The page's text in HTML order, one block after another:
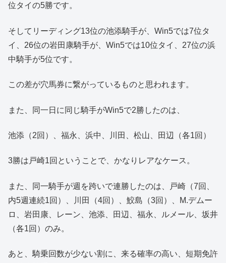
位タイの5勝です。
そしてリーディング13位の池添騎手が、Win5では7位タ
イ、26位の岩田康騎手が、Win5では10位タイ、27位の浜
中騎手が5位です。
この差が穴馬券に繋がっているものと思われます。
また、同一日に同じ騎手がWin5で2勝したのは、
池添（2回）、福永、浜中、川田、松山、田辺（各1回）
3勝は戸崎1回ということで、かなりレアなケース。
また、同一騎手が週を跨いで連勝したのは、戸崎（7回、
内5週連続1回）、川田（4回）、鮫島（3回）、M.デムー
ロ、岩田康、レーン、池添、田辺、福永、ルメール、坂井
（各1回）のみ。
あと、騎乗回数が少ない割に、来る確率の高い、短期免許